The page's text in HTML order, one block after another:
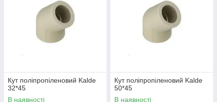
Кут поліпропіленовий Kalde
32*45
В наявності
Кут поліпропіленовий Kalde
50*45
В наявності